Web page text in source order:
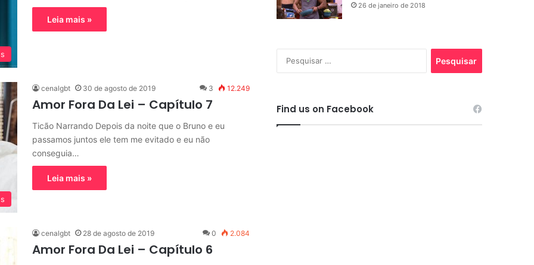
Leia mais »
cenalgbt 30 de agosto de 2019 3 12.249
Amor Fora Da Lei – Capítulo 7
Ticão Narrando Depois da noite que o Bruno e eu
passamos juntos ele tem me evitado e eu não
conseguia…
Leia mais »
cenalgbt 28 de agosto de 2019 0 2.084
Amor Fora Da Lei – Capítulo 6
26 de janeiro de 2018
por:
Find us on Facebook